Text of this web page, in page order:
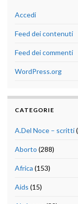
Accedi
Feed dei contenuti
Feed dei commenti
WordPress.org
CATEGORIE
A.Del Noce – scritti
Aborto (288)
Africa (153)
Aids (15)